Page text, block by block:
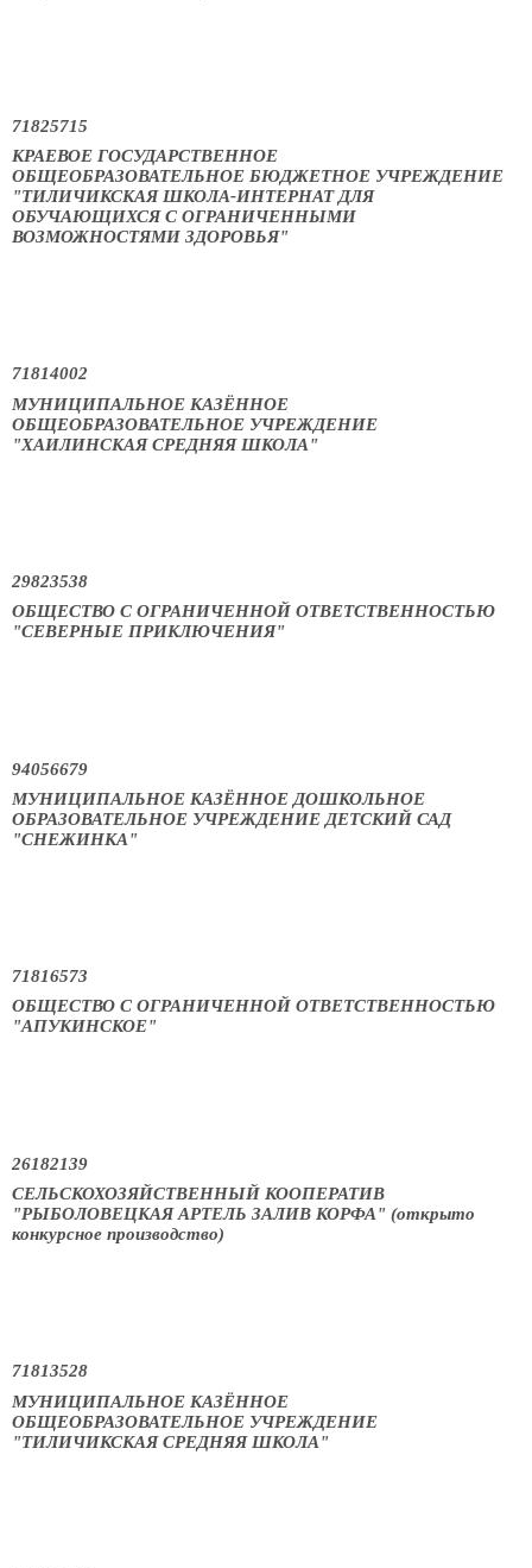
71825715
КРАЕВОЕ ГОСУДАРСТВЕННОЕ
ОБЩЕОБРАЗОВАТЕЛЬНОЕ БЮДЖЕТНОЕ УЧРЕЖДЕНИЕ
"ТИЛИЧИКСКАЯ ШКОЛА-ИНТЕРНАТ ДЛЯ
ОБУЧАЮЩИХСЯ С ОГРАНИЧЕННЫМИ
ВОЗМОЖНОСТЯМИ ЗДОРОВЬЯ"
71814002
МУНИЦИПАЛЬНОЕ КАЗЁННОЕ
ОБЩЕОБРАЗОВАТЕЛЬНОЕ УЧРЕЖДЕНИЕ
"ХАИЛИНСКАЯ СРЕДНЯЯ ШКОЛА"
29823538
ОБЩЕСТВО С ОГРАНИЧЕННОЙ ОТВЕТСТВЕННОСТЬЮ
"СЕВЕРНЫЕ ПРИКЛЮЧЕНИЯ"
94056679
МУНИЦИПАЛЬНОЕ КАЗЁННОЕ ДОШКОЛЬНОЕ
ОБРАЗОВАТЕЛЬНОЕ УЧРЕЖДЕНИЕ ДЕТСКИЙ САД
"СНЕЖИНКА"
71816573
ОБЩЕСТВО С ОГРАНИЧЕННОЙ ОТВЕТСТВЕННОСТЬЮ
"АПУКИНСКОЕ"
26182139
СЕЛЬСКОХОЗЯЙСТВЕННЫЙ КООПЕРАТИВ
"РЫБОЛОВЕЦКАЯ АРТЕЛЬ ЗАЛИВ КОРФА" (открыто
конкурсное производство)
71813528
МУНИЦИПАЛЬНОЕ КАЗЁННОЕ
ОБЩЕОБРАЗОВАТЕЛЬНОЕ УЧРЕЖДЕНИЕ
"ТИЛИЧИКСКАЯ СРЕДНЯЯ ШКОЛА"